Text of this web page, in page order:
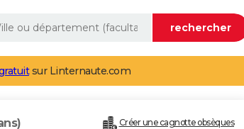
sur Linternaute.com
Créer une cagnotte obsèques